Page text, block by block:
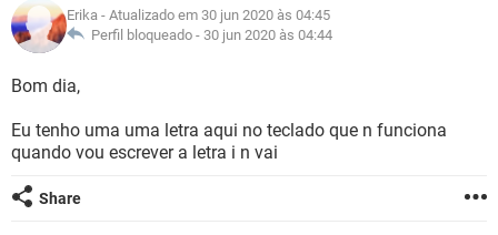
GUIA DE COMPRAS
OUTLOOK EXCEL
INSTAGRAM
GUIA DE COMPRAS
CELULAR FACEBOOK
GUIA DE COMPRAS
GLOSSÁRIO
JOGOS
CELULAR
OUTLOOK EXCEL
GUIA DE COMPRAS
Erika - Atualizado em 30 jun 2020 às 04:45
Perfil bloqueado - 30 jun 2020 às 04:44
Bom dia,
Eu tenho uma uma letra aqui no teclado que n funciona
quando vou escrever a letra i n vai
Share